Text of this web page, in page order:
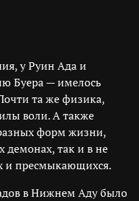
у Руин Ада и
Буера — имелось
та же физика,
воли. А также
форм жизни,
демонах, так и в не
и пресмыкающихся.
в Нижнем Аду было